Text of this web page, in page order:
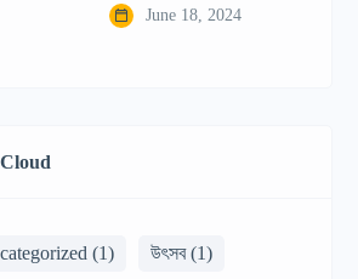
June 18, 2024
(1) উৎসব(1)